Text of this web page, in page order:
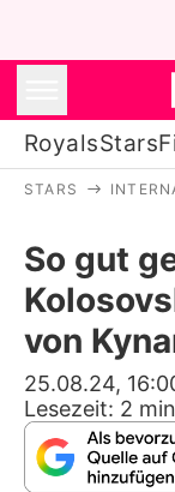
RoyalsStars
STARS
So gut
von
25.08.24,
Lesezeit: 2 min